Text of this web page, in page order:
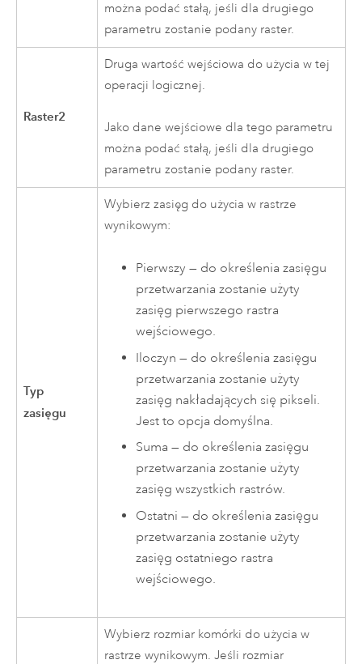
można podać stałą, jeśli dla drugiego
parametru zostanie podany raster.
Raster2
Druga wartość wejściowa do użycia w tej
operacji logicznej.
Jako dane wejściowe dla tego parametru
można podać stałą, jeśli dla drugiego
parametru zostanie podany raster.
Typ
zasięgu
Wybierz zasięg do użycia w rastrze
wynikowym:
Pierwszy — do określenia zasięgu
przetwarzania zostanie użyty
zasięg pierwszego rastra
wejściowego.
Iloczyn — do określenia zasięgu
przetwarzania zostanie użyty
zasięg nakładających się pikseli.
Jest to opcja domyślna.
Suma — do określenia zasięgu
przetwarzania zostanie użyty
zasięg wszystkich rastrów.
Ostatni — do określenia zasięgu
przetwarzania zostanie użyty
zasięg ostatniego rastra
wejściowego.
Wybierz rozmiar komórki do użycia w
rastrze wynikowym. Jeśli rozmiar